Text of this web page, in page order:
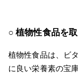
植物性食品を
植物性食品は、ビ
に良い栄養素の宝